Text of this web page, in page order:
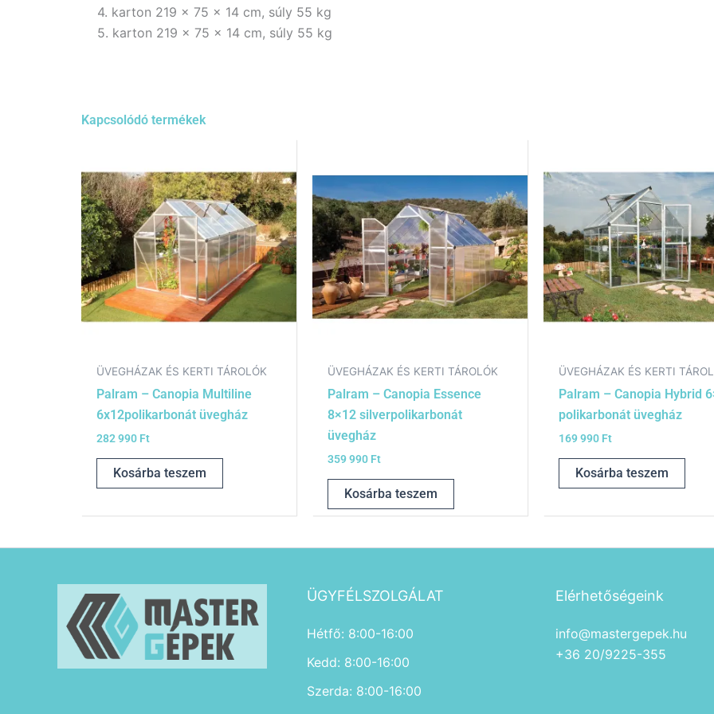
4. karton 219 x 75 x 14 cm, súly 55 kg
5. karton 219 x 75 x 14 cm, súly 55 kg
Kapcsolódó termékek
ÜVEGHÁZAK ÉS KERTI TÁROLÓK
Palram – Canopia Multiline
6x12polikarbonát üvegház
282 990 Ft
Kosárba teszem
ÜVEGHÁZAK ÉS KERTI TÁROLÓK
Palram – Canopia Essence
8×12 silverpolikarbonát
üvegház
359 990 Ft
Kosárba teszem
ÜVEGHÁZAK ÉS KERTI
Palram – Canopia Hybrid
polikarbonát üvegház
169 990 Ft
Kosárba teszem
ÜGYFÉLSZOLGÁLAT
Hétfő: 8:00-16:00
Kedd: 8:00-16:00
Szerda: 8:00-16:00
Elérhetőségeink
info@mastergepek.hu
+36 20/9225-355